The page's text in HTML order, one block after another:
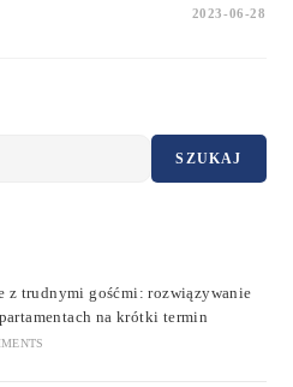
2023-06-28
SZUKAJ
z trudnymi gośćmi: rozwiązywanie
na krótki termin